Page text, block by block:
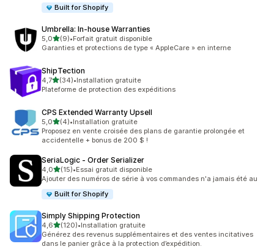
Built for Shopify
Umbrella: In‑house Warranties
5,0étoile(s) sur 5
(9)
9 avis au total
•Forfait gratuit disponible
Garanties et protections de type « AppleCare » en interne
ShipTection
4,7étoile(s) sur 5
(34)
34 avis au total
•Installation gratuite
Plateforme de protection des expéditions
CPS Extended Warranty Upsell
5,0étoile(s) sur 5
(4)
4 avis au total
•Installation gratuite
Proposez en vente croisée des plans de garantie prolongée et
accidentelle + bonus de 200 $ !
SeriaLogic ‑ Order Serializer
4,0étoile(s) sur 5
(15)
15 avis au total
•Essai gratuit disponible
Ajouter des numéros de série à vos commandes n'a jamais été au
Built for Shopify
Simply Shipping Protection
4,6étoile(s) sur 5
(120)
120 avis au total
•Installation gratuite
Générez des revenus supplémentaires et des ventes incitatives
dans le panier grâce à la protection d’expédition.